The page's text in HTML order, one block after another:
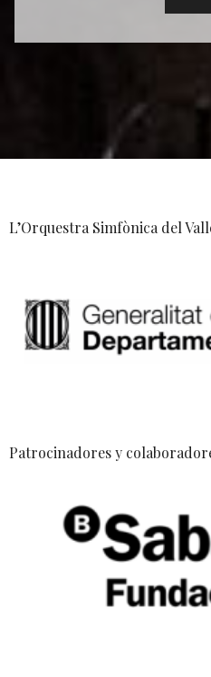
L’Orquestra Simfònica del
Patrocinadores y